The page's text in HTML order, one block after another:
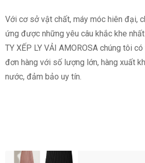
Với cơ sở vật chất, máy móc hiên đại,
ứng được những yêu câu khắc khe nhất
TY XẾP LY VẢI AMOROSA chúng tôi
đơn hàng với số lượng lớn, hàng xuất
nước, đảm bảo uy tín.